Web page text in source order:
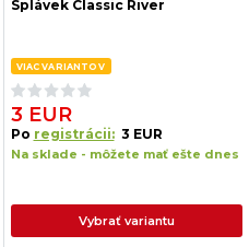
Splávek Classic River
VIAC VARIANTOV
3 EUR
Po registrácii: 3 EUR
Na sklade - môžete mať ešte dnes
Vybrať variantu